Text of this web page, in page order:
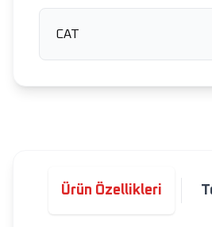
CAT
Ürün Özellikleri